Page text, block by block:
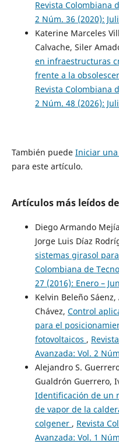
Revista Colombiana
2 Núm. 36 (2020):
Katerine Marceles
Calvache, Siler
en infraestructuras
frente a la
Revista Colombiana
2 Núm. 48 (2026):
También puede Iniciar
para este artículo.
Artículos más leídos
Diego Armando
Jorge Luis Díaz
sistemas girasol
Colombiana de
27 (2016): Enero –
Kelvin Beleño
Chávez, Control
para el
fotovoltaicos ,
Avanzada: Vol. 2
Alejandro S.
Gualdrón Guerrero,
Identificación de un
de vapor de la
colgener , Revista
Avanzada: Vol. 1